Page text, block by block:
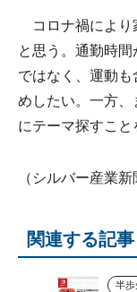
コロナ禍により
と思う。通勤時
ではなく、運動
めしたい。一方
にテーマ探すこと
（シルバー産業
関連する記事